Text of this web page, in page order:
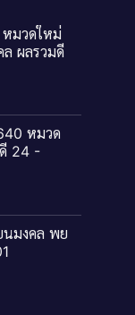
มวดใหม่
ผลรวมดี
หมวด
24 -
นมงคล พย